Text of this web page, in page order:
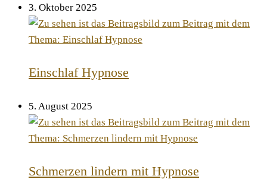
3. Oktober 2025
Einschlaf Hypnose
5. August 2025
Schmerzen lindern mit Hypnose